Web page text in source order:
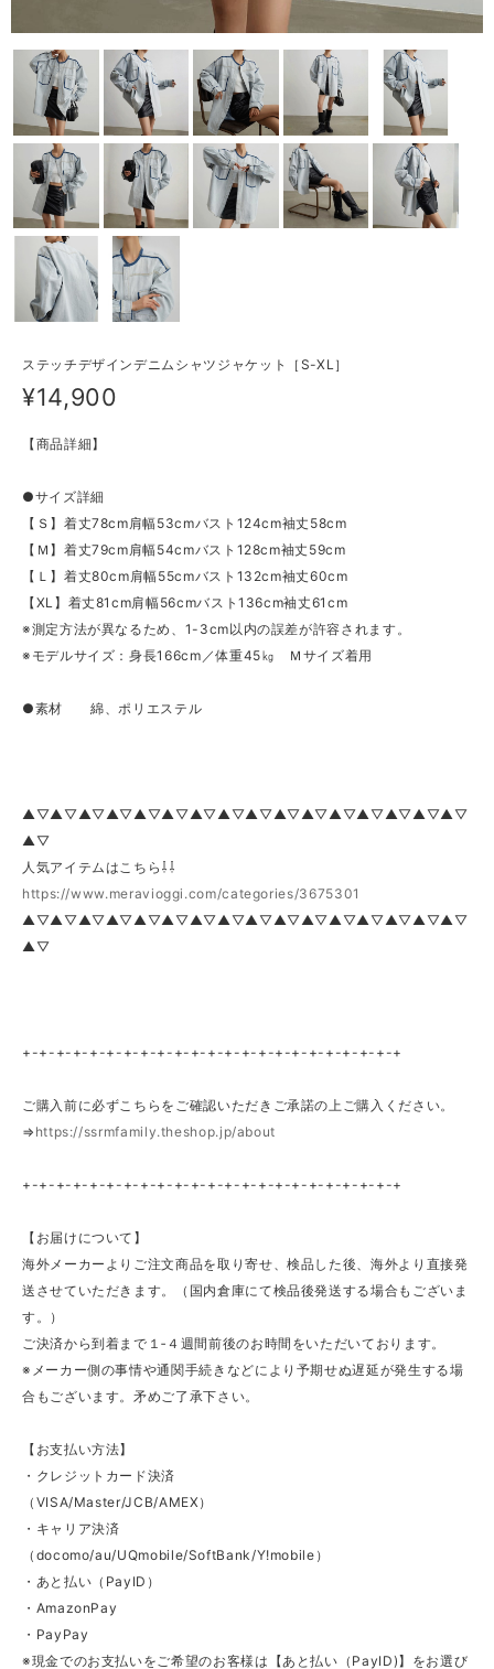
ステッチデザインデニムシャツジャケット［S-XL］
¥14,900
【商品詳細】
●サイズ詳細
【Ｓ】着丈78cm肩幅53cmバスト124cm袖丈58cm
【Ｍ】着丈79cm肩幅54cmバスト128cm袖丈59cm
【Ｌ】着丈80cm肩幅55cmバスト132cm袖丈60cm
【XL】着丈81cm肩幅56cmバスト136cm袖丈61cm
※測定方法が異なるため、1-3cm以内の誤差が許容されます。
※モデルサイズ：身長166cm／体重45㎏ Ｍサイズ着用
●素材 綿、ポリエステル
▲▽▲▽▲▽▲▽▲▽▲▽▲▽▲▽▲▽▲▽▲▽▲▽▲▽▲▽▲▽▲▽
▲▽
人気アイテムはこちら⇩⇩
https://www.meravioggi.com/categories/3675301
▲▽▲▽▲▽▲▽▲▽▲▽▲▽▲▽▲▽▲▽▲▽▲▽▲▽▲▽▲▽▲▽
▲▽
+-+-+-+-+-+-+-+-+-+-+-+-+-+-+-+-+-+-+-+-+-+-+
ご購入前に必ずこちらをご確認いただきご承諾の上ご購入ください。
⇒ https://ssrmfamily.theshop.jp/about
+-+-+-+-+-+-+-+-+-+-+-+-+-+-+-+-+-+-+-+-+-+-+
【お届けについて】
海外メーカーよりご注文商品を取り寄せ、検品した後、海外より直接発
送させていただきます。（国内倉庫にて検品後発送する場合もございま
す。）
ご決済から到着まで１‐４週間前後のお時間をいただいております。
※メーカー側の事情や通関手続きなどにより予期せぬ遅延が発生する場
合もございます。矛めご了承下さい。
【お支払い方法】
・クレジットカード決済
（VISA/Master/JCB/AMEX）
・キャリア決済
（docomo/au/UQmobile/SoftBank/Y!mobile）
・あと払い（PayID）
・AmazonPay
・PayPay
※現金でのお支払いをご希望のお客様は【あと払い（PayID)】をお選び